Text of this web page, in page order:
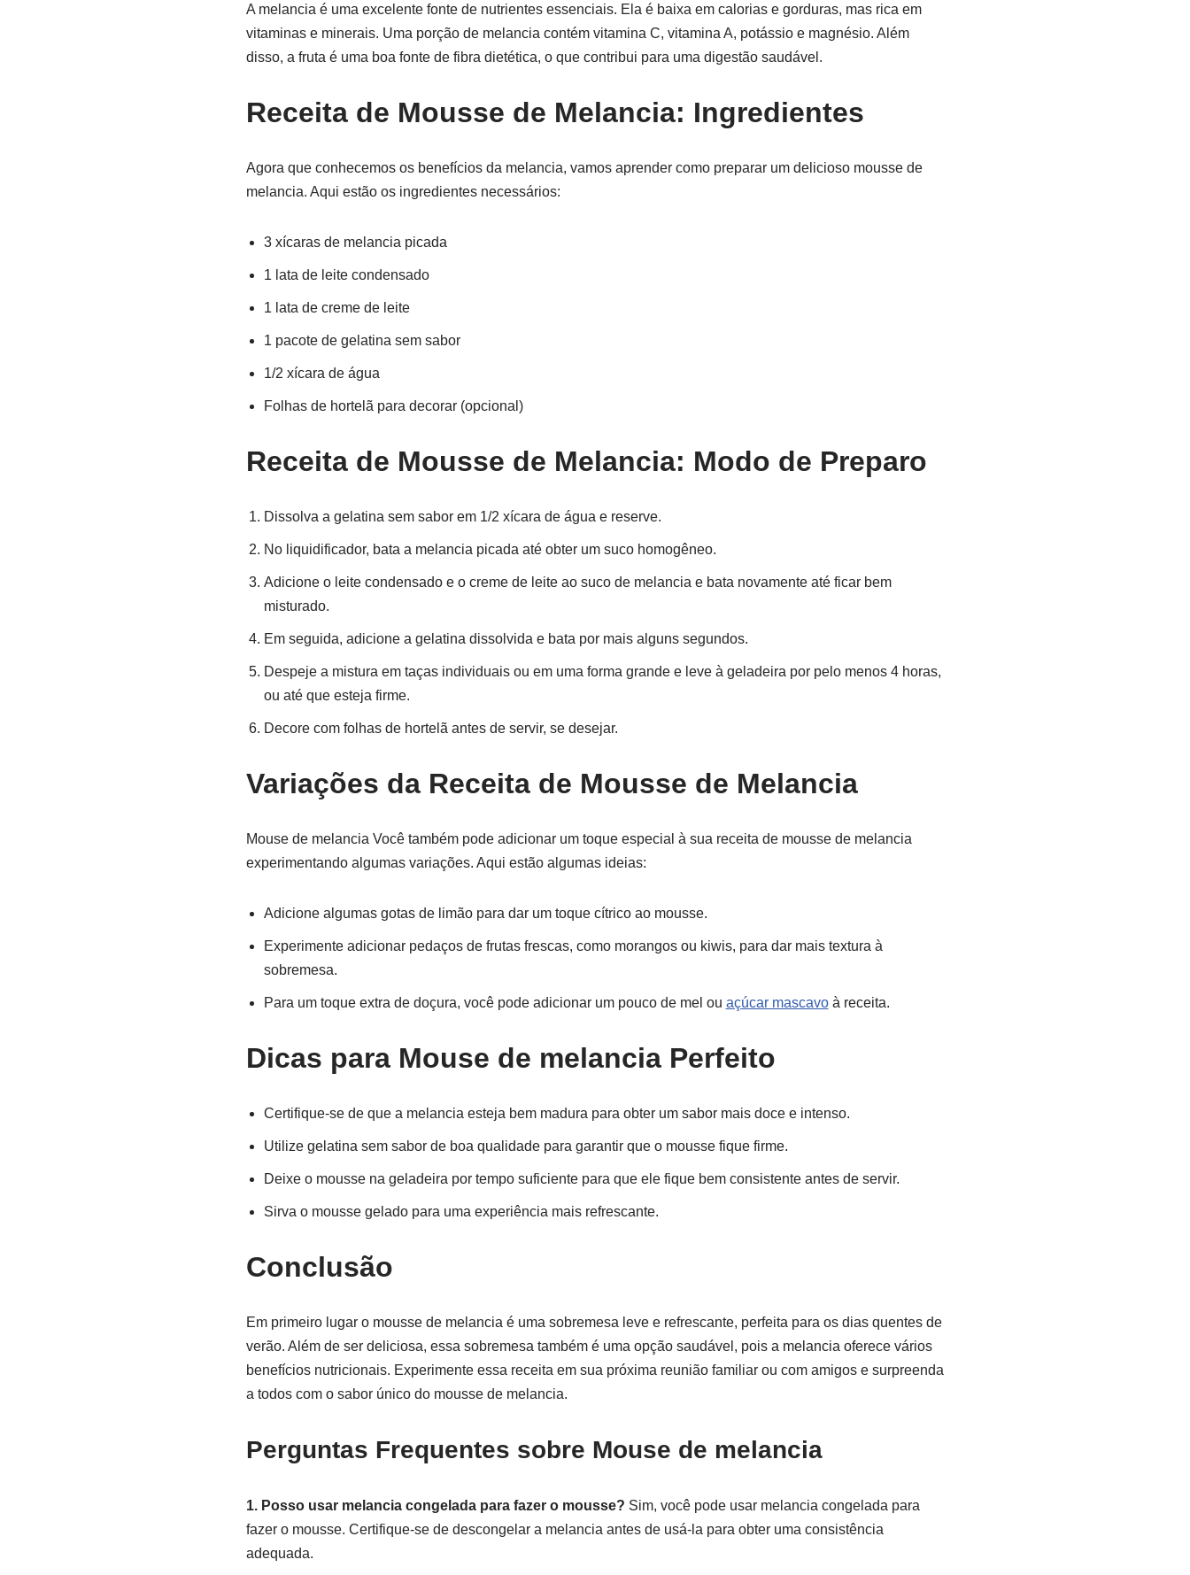
A melancia é uma excelente fonte de nutrientes essenciais. Ela é baixa em calorias e gorduras, mas rica em
vitaminas e minerais. Uma porção de melancia contém vitamina C, vitamina A, potássio e magnésio. Além
disso, a fruta é uma boa fonte de fibra dietética, o que contribui para uma digestão saudável.
Receita de Mousse de Melancia: Ingredientes
Agora que conhecemos os benefícios da melancia, vamos aprender como preparar um delicioso mousse de
melancia. Aqui estão os ingredientes necessários:
3 xícaras de melancia picada
1 lata de leite condensado
1 lata de creme de leite
1 pacote de gelatina sem sabor
1/2 xícara de água
Folhas de hortelã para decorar (opcional)
Receita de Mousse de Melancia: Modo de Preparo
Dissolva a gelatina sem sabor em 1/2 xícara de água e reserve.
No liquidificador, bata a melancia picada até obter um suco homogêneo.
Adicione o leite condensado e o creme de leite ao suco de melancia e bata novamente até ficar bem
misturado.
Em seguida, adicione a gelatina dissolvida e bata por mais alguns segundos.
Despeje a mistura em taças individuais ou em uma forma grande e leve à geladeira por pelo menos 4 horas,
ou até que esteja firme.
Decore com folhas de hortelã antes de servir, se desejar.
Variações da Receita de Mousse de Melancia
Mouse de melancia Você também pode adicionar um toque especial à sua receita de mousse de melancia
experimentando algumas variações. Aqui estão algumas ideias:
Adicione algumas gotas de limão para dar um toque cítrico ao mousse.
Experimente adicionar pedaços de frutas frescas, como morangos ou kiwis, para dar mais textura à
sobremesa.
Para um toque extra de doçura, você pode adicionar um pouco de mel ou açúcar mascavoà receita.
Dicas para Mouse de melancia Perfeito
Certifique-se de que a melancia esteja bem madura para obter um sabor mais doce e intenso.
Utilize gelatina sem sabor de boa qualidade para garantir que o mousse fique firme.
Deixe o mousse na geladeira por tempo suficiente para que ele fique bem consistente antes de servir.
Sirva o mousse gelado para uma experiência mais refrescante.
Conclusão
Em primeiro lugar o mousse de melancia é uma sobremesa leve e refrescante, perfeita para os dias quentes de
verão. Além de ser deliciosa, essa sobremesa também é uma opção saudável, pois a melancia oferece vários
benefícios nutricionais. Experimente essa receita em sua próxima reunião familiar ou com amigos e surpreenda
a todos com o sabor único do mousse de melancia.
Perguntas Frequentes sobre Mouse de melancia
1. Posso usar melancia congelada para fazer o mousse? Sim, você pode usar melancia congelada para
fazer o mousse. Certifique-se de descongelar a melancia antes de usá-la para obter uma consistência
adequada.